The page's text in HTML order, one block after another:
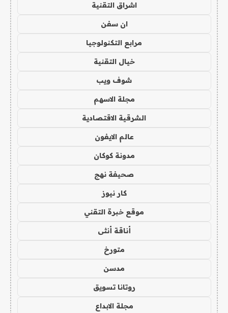
اشراق التقنية
ان سفن
مرابع التكنولوجيا
خيال التقنية
شوف ويب
مجلة الاسهم
الشرقية الاقتصادية
عالم الايفون
مدونة كوكان
صحيفة نهج
كار نيوز
موقع خبرة التقني
أناقة أنثى
متورخ
مدسن
روتانا تسويق
مجلة الابداع